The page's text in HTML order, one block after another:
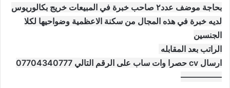
بحاجة موضف عدد٢ صاحب خبرة في المبيعات خريج بكالوريوس
لديه خبرة في هذه المجال من سكنة الاعظمية وضواحيها لكلا
الجنسين
الراتب بعد المقابله
ارسال cv حصرا وات ساب على الرقم التالي 07704340777
—————